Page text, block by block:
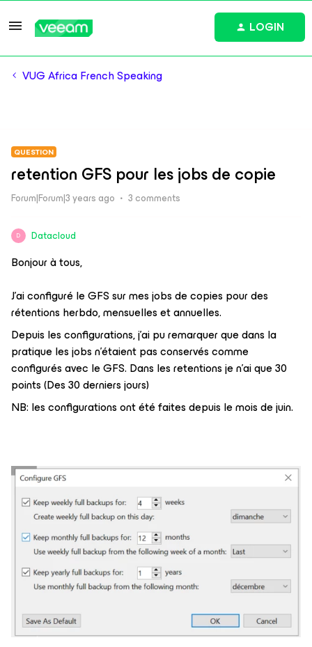
LOGIN
VUG Africa French Speaking
QUESTION
retention GFS pour les jobs de copie
Forum|Forum|3 years ago 3 comments
D Datacloud
Bonjour à tous,
J’ai configuré le GFS sur mes jobs de copies pour des
rétentions herbdo, mensuelles et annuelles.
Depuis les configurations, j’ai pu remarquer que dans la
pratique les jobs n’étaient pas conservés comme
configurés avec le GFS. Dans les retentions je n’ai que 30
points (Des 30 derniers jours)
NB: les configurations ont été faites depuis le mois de juin.